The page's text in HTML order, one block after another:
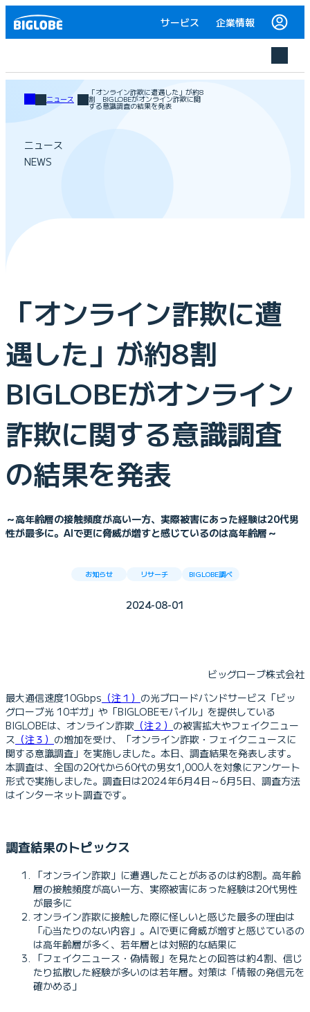
サービス 企業情報
ニュース
「オンライン詐欺に遭遇した」が約8
割 BIGLOBEがオンライン詐欺に関
する意識調査の結果を発表
ニュース
NEWS
「オンライン詐欺に遭
遇した」が約8割
BIGLOBEがオンライン
詐欺に関する意識調査
の結果を発表
～高年齢層の接触頻度が高い一方、実際被害にあった経験は20代男
性が最多に。AIで更に脅威が増すと感じているのは高年齢層～
お知らせ リサーチ BIGLOBE調べ
2024-08-01
ビッグローブ株式会社
最大通信速度10Gbps （注１） の光ブロードバンドサービス「ビッ
グローブ光 10ギガ」や「BIGLOBEモバイル」を提供している
BIGLOBEは、オンライン詐欺 （注２） の被害拡大やフェイクニュー
ス （注３） の増加を受け、「オンライン詐欺・フェイクニュースに
関する意識調査」を実施しました。本日、調査結果を発表します。
本調査は、全国の20代から60代の男女1,000人を対象にアンケート
形式で実施しました。調査日は2024年6月4日～6月5日、調査方法
はインターネット調査です。
調査結果のトピックス
「オンライン詐欺」に遭遇したことがあるのは約8割。高年齢
層の接触頻度が高い一方、実際被害にあった経験は20代男性
が最多に
オンライン詐欺に接触した際に怪しいと感じた最多の理由は
「心当たりのない内容」。AIで更に脅威が増すと感じているの
は高年齢層が多く、若年層とは対照的な結果に
「フェイクニュース・偽情報」を見たとの回答は約4割、信じ
たり拡散した経験が多いのは若年層。対策は「情報の発信元を
確かめる」